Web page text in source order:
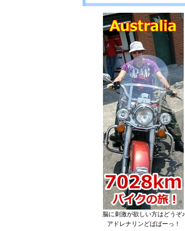
脳に刺激が欲しい方はどうぞ♪
アドレナリンどばばーっ！